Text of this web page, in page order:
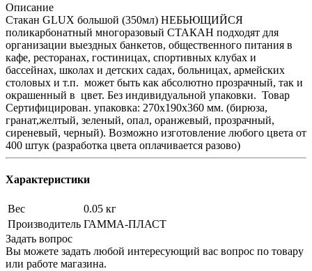
Описание
Стакан GLUX большой (350мл) НЕБЬЮЩИЙСЯ
поликарбонатный многоразовый СТАКАН подходят для
организации выездных банкетов, общественного питания в
кафе, ресторанах, гостиницах, спортивных клубах и
бассейнах, школах и детских садах, больницах, армейских
столовых и т.п. может быть как абсолютно прозрачный, так и
окрашенный в цвет. Без индивидуальной упаковки. Товар
Сертифицирован. упаковка: 270х190х360 мм. (бирюза,
гранат,желтый, зеленый, опал, оранжевый, прозрачный,
сиреневый, черный). Возможно изготовление любого цвета от
400 штук (разработка цвета оплачивается разово)
Характеристики
Вес
0.05 кг
Производитель ГАММА-ПЛАСТ
Задать вопрос
Вы можете задать любой интересующий вас вопрос по товару
или работе магазина.